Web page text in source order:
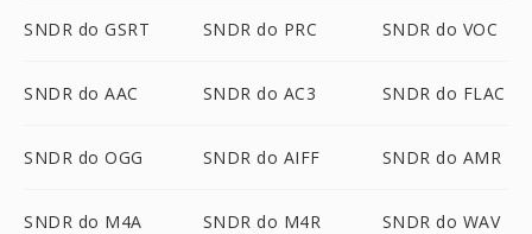
SNDR do GSRT SNDR do PRC SNDR do VOC
SNDR do AAC SNDR do AC3 SNDR do FLAC
SNDR do OGG SNDR do AIFF SNDR do AMR
SNDR do M4A SNDR do M4R SNDR do WAV